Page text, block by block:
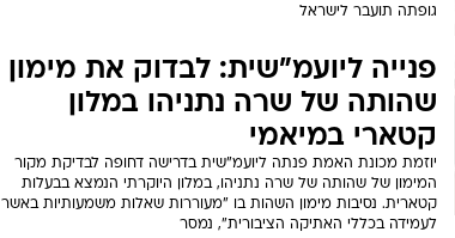
גופתה תועבר לישראל
פנייה ליועמ"שית: לבדוק את מימון
שהותה של שרה נתניהו במלון
קטארי במיאמי
יוזמת מכונת האמת פנתה ליועמ"שית בדרישה דחופה לבדיקת מקור
המימון של שהותה של שרה נתניהו, במלון היוקרתי הנמצא בבעלות
קטארית. נסיבות מימון השהות בו "מעוררות שאלות משמעותיות באשר
לעמידה בכללי האתיקה הציבורית", נמסר